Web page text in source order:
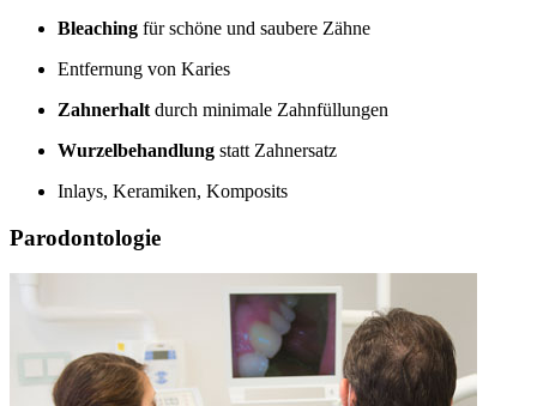
Bleaching für schöne und saubere Zähne
Entfernung von Karies
Zahnerhalt durch minimale Zahnfüllungen
Wurzelbehandlung statt Zahnersatz
Inlays, Keramiken, Komposits
Parodontologie